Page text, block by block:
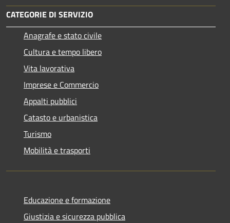
CATEGORIE DI SERVIZIO
Anagrafe e stato civile
Cultura e tempo libero
Vita lavorativa
Imprese e Commercio
Appalti pubblici
Catasto e urbanistica
Turismo
Mobilità e trasporti
Educazione e formazione
Giustizia e sicurezza pubblica